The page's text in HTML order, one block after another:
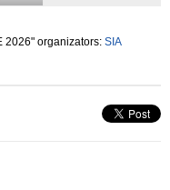
2026" organizators: SIA